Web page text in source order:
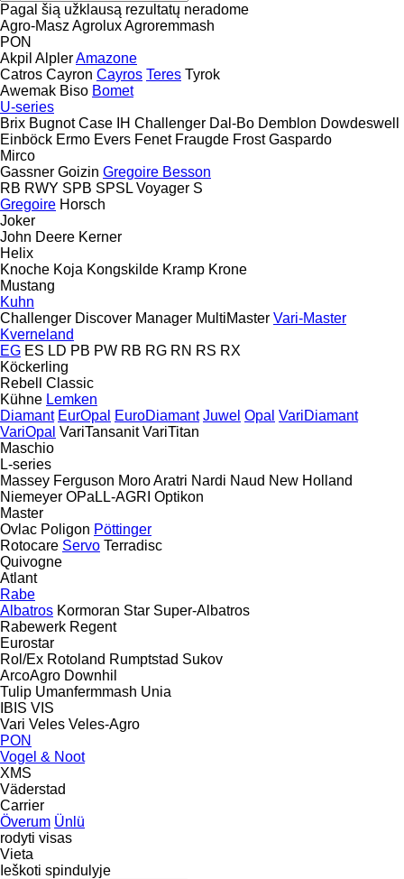
Pagal šią užklausą rezultatų neradome
Agro-Masz AgroluxAgroremmash
PON
Akpil AlplerAmazone
Catros Cayron Cayros Teres Tyrok
Awemak Biso Bomet
U-series
Brix Bugnot Case IH Challenger Dal-Bo Demblon Dowdeswell
Einböck Ermo Evers Fenet Fraugde Frost Gaspardo
Mirco
Gassner Goizin Gregoire Besson
RB RWY SPB SPSL Voyager S
Gregoire Horsch
Joker
John Deere Kerner
Helix
Knoche Koja Kongskilde Kramp Krone
Mustang
Kuhn
Challenger Discover Manager MultiMaster Vari-Master
Kverneland
EG ES LD PB PW RB RG RN RS RX
Köckerling
Rebell Classic
Kühne Lemken
Diamant EurOpal EuroDiamant Juwel Opal VariDiamant
VariOpal VariTansanit VariTitan
Maschio
L-series
Massey Ferguson Moro Aratri Nardi Naud New Holland
Niemeyer OPaLL-AGRI Optikon
Master
Ovlac Poligon Pöttinger
Rotocare Servo Terradisc
Quivogne
Atlant
Rabe
Albatros Kormoran Star Super-Albatros
Rabewerk Regent
Eurostar
Rol/Ex Rotoland Rumptstad Sukov
ArcoAgro Downhil
Tulip Umanfermmash Unia
IBIS VIS
Vari Veles Veles-Agro
PON
Vogel & Noot
XMS
Väderstad
Carrier
Överum Ünlü
rodyti visas
Vieta
Ieškoti spindulyje